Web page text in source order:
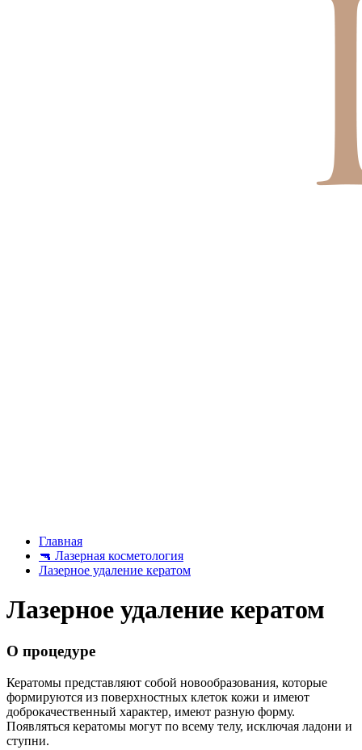
Главная
🔫 Лазерная косметология
Лазерное удаление кератом
Лазерное удаление кератом
О процедуре
Кератомы представляют собой новообразования, которые
формируются из поверхностных клеток кожи и имеют
доброкачественный характер, имеют разную форму.
Появляться кератомы могут по всему телу, исключая ладони и
ступни.